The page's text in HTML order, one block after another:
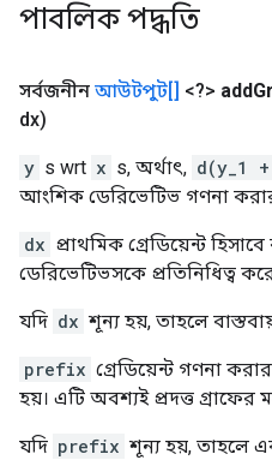
পাবলিক পদ্ধতি
সর্বজনীন আউটপুট[] <?> add
dx)
y s wrt x s, অর্থাৎ, d(y_1
আংশিক ডেরিভেটিভ গণনা
dx প্রাথমিক গ্রেডিয়েন্ট
ডেরিভেটিভসকে প্রতিনিধিত্ব
যদি dx শূন্য হয়, তাহলে
prefix গ্রেডিয়েন্ট গণনা
হয়। এটি অবশ্যই প্রদত্ত গ্রাফের
যদি prefix শূন্য হয়, তাহলে